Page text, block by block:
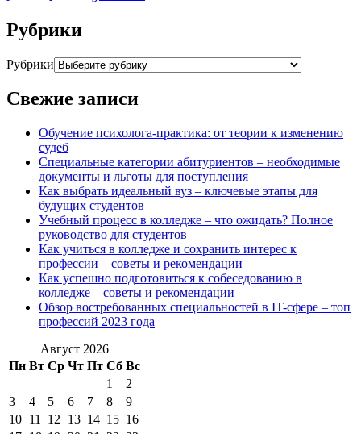
Рубрики
Рубрики
Свежие записи
Обучение психолога-практика: от теории к изменению
судеб
Специальные категории абитуриентов – необходимые
документы и льготы для поступления
Как выбрать идеальный вуз – ключевые этапы для
будущих студентов
Учебный процесс в колледже – что ожидать? Полное
руководство для студентов
Как учиться в колледже и сохранить интерес к
профессии – советы и рекомендации
Как успешно подготовиться к собеседованию в
колледже – советы и рекомендации
Обзор востребованных специальностей в IT-сфере – топ
профессий 2023 года
Август 2026
Пн Вт Ср Чт Пт Сб Вс
1
2
3
4 5 6 7 8
9
10 11 12 13 14 15 16